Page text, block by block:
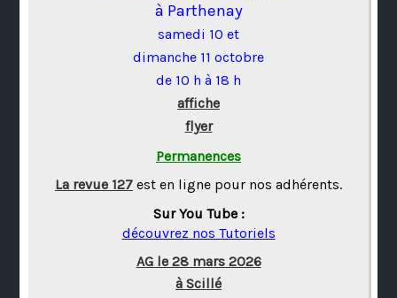
à Parthenay
samedi 10 et
dimanche 11 octobre
de 10 h à 18 h
affiche
flyer
Permanences
La revue 127 est en ligne pour nos adhérents.
Sur You Tube :
découvrez nos Tutoriels
AG le 28 mars 2026
à Scillé